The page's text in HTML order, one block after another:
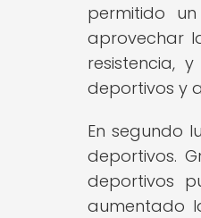
permitido
aprovechar
resistencia,
deportivos y
En segundo
deportivos.
deportivos
aumentado